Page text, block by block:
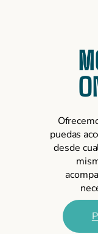
puedas
desde